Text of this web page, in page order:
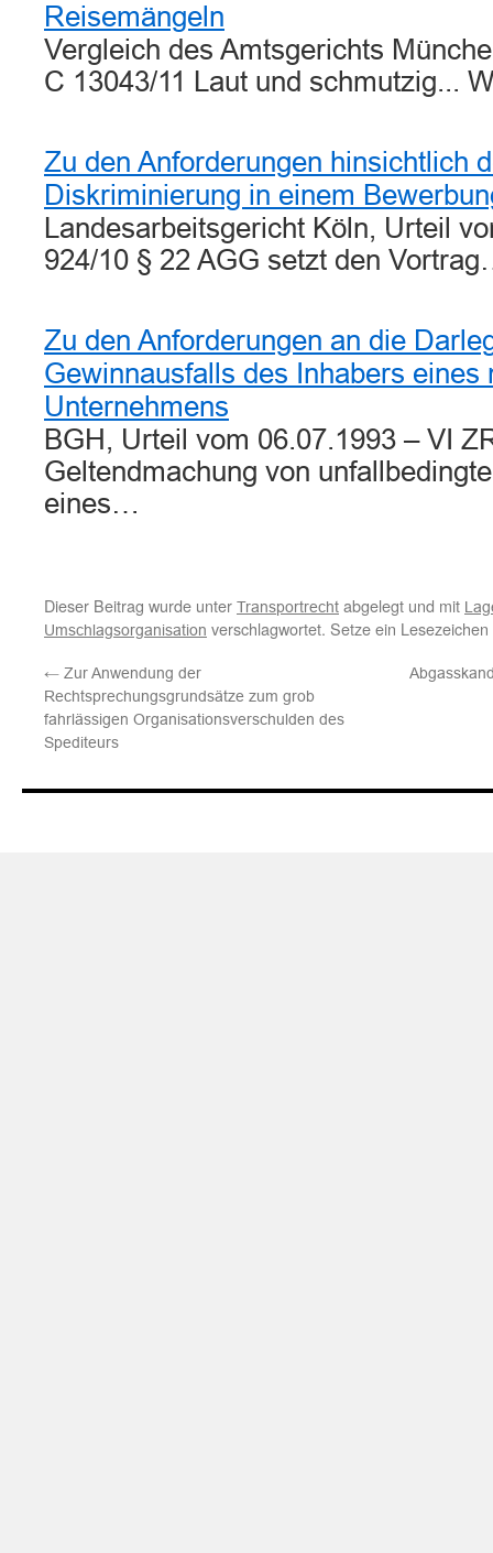
Reisemängeln
Vergleich des Amtsgerichts
C 13043/11 Laut und schmutzig...
Zu den Anforderungen hinsichtlich
Diskriminierung in einem
Landesarbeitsgericht Köln, Urteil
924/10 § 22 AGG setzt den
Zu den Anforderungen an die
Gewinnausfalls des Inhabers eines
Unternehmens
BGH, Urteil vom 06.07.1993 – VI
Geltendmachung von
eines…
Dieser Beitrag wurde unter Transportrecht abgelegt und mit
Umschlagsorganisation verschlagwortet. Setze ein
← Zur Anwendung der
Rechtsprechungsgrundsätze zum grob
fahrlässigen Organisationsverschulden des
Spediteurs